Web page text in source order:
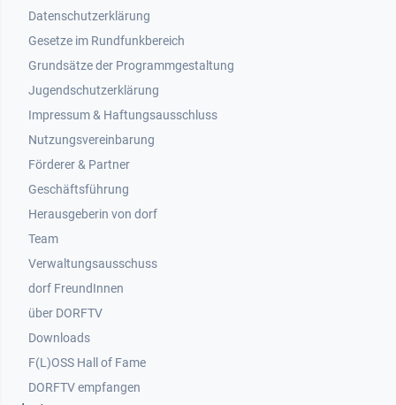
Datenschutzerklärung
Gesetze im Rundfunkbereich
Grundsätze der Programmgestaltung
Jugendschutzerklärung
Impressum & Haftungsausschluss
Nutzungsvereinbarung
Footer 2
Förderer & Partner
Geschäftsführung
Herausgeberin von dorf
Team
Verwaltungsausschuss
dorf FreundInnen
Footer 3
über DORFTV
Downloads
F(L)OSS Hall of Fame
Footer 4
DORFTV empfangen